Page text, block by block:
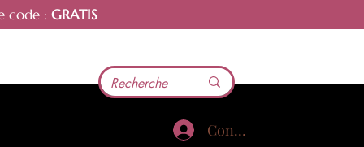
code : GRATIS
Connecter